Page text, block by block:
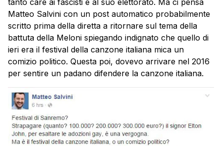
Matteo Salvini con un post automatico probabilmente
scritto prima della diretta a ritornare sul tema della
battuta della Meloni spiegando indignato che quello di
ieri era il festival della canzone italiana mica un
comizio politico. Questa poi, dovevo arrivare nel 2016
per sentire un padano difendere la canzone italiana.